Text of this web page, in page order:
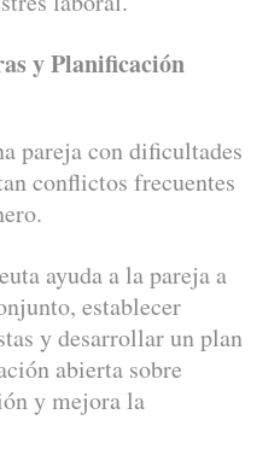
y Planificación
pareja con dificultades
conflictos frecuentes
ayuda a la pareja a
establecer
y desarrollar un plan
abierta sobre
y mejora la